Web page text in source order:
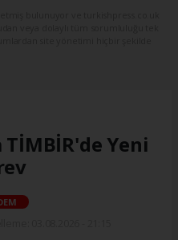
Yeni